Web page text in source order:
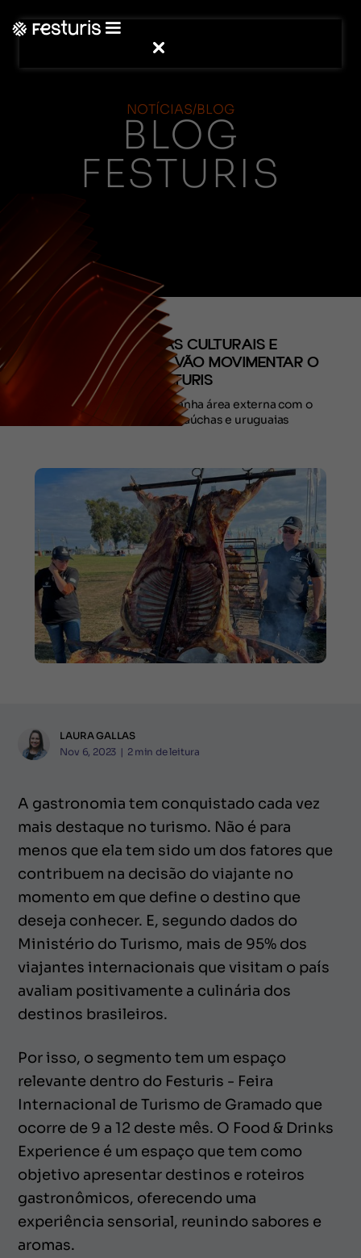
NOTÍCIAS/BLOG
BLOG
FESTURIS
(CONTEÚDO)
EXPERIÊNCIAS CULTURAIS E
GASTRONÔMICAS VÃO MOVIMENTAR O
FESTURIS
Espaço Food & Drinks ganha área externa com o
melhor das carnes gaúchas e uruguaias
LAURA GALLAS
Nov 6, 2023 | 2 min de leitura
A gastronomia tem conquistado cada vez
mais destaque no turismo. Não é para
menos que ela tem sido um dos fatores que
contribuem na decisão do viajante no
momento em que define o destino que
deseja conhecer. E, segundo dados do
Ministério do Turismo, mais de 95% dos
viajantes internacionais que visitam o país
avaliam positivamente a culinária dos
destinos brasileiros.
Por isso, o segmento tem um espaço
relevante dentro do Festuris - Feira
Internacional de Turismo de Gramado que
ocorre de 9 a 12 deste mês. O Food & Drinks
Experience é um espaço que tem como
objetivo apresentar destinos e roteiros
gastronômicos, oferecendo uma
experiência sensorial, reunindo sabores e
aromas.